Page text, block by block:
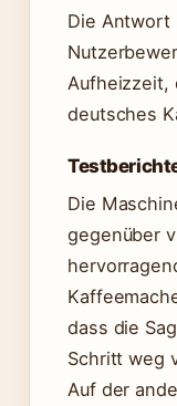
Die Antwort
Aufheizzeit,
deutsches
Die
gegenüber
dass die
Schritt weg
Auf der